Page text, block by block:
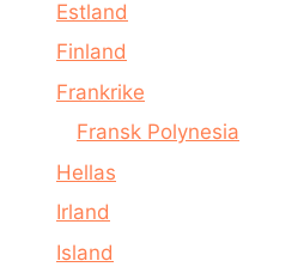
Estland
Finland
Frankrike
Fransk Polynesia
Hellas
Irland
Island